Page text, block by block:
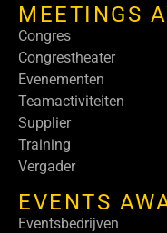
MEETINGS
Congres
Congrestheater
Evenementen
Teamactiviteiten
Supplier
Training
Vergader
EVENTS
Eventsbedrijven